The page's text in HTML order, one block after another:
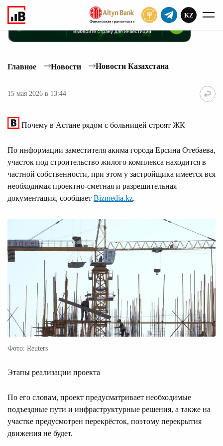
KZ
Главное Новости Новости Казахстана
15 мая 2026 в 13:44
Почему в Астане рядом с больницей строят ЖК
По информации заместителя акима города Ерсина Отебаева,
участок под строительство жилого комплекса находится в
частной собственности, при этом у застройщика имеется вся
необходимая проектно-сметная и разрешительная
документация, сообщает Bizmedia.kz.
Фото: Reuters
Этапы реализации проекта
По его словам, проект предусматривает необходимые
подъездные пути и инфраструктурные решения, а также на
участке предусмотрен перекрёсток, поэтому перекрытия
движения не будет.